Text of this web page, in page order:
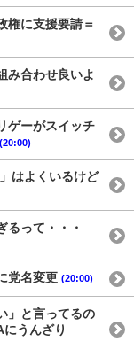
権に支援要請＝
み合わせ良いよ
ゲーがスイッチ
(20:00)
はよくいるけど
るって・・・
党名変更 (20:00)
」と言ってるの
うんざり